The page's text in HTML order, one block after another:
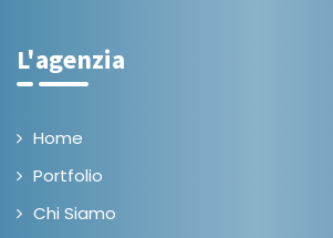
L'agenzia
Home
Portfolio
Chi Siamo